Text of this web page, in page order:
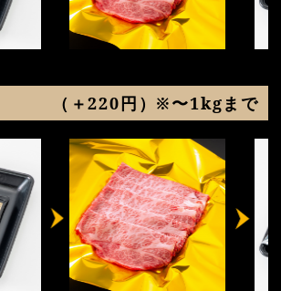
（＋220円）※〜1kgまで